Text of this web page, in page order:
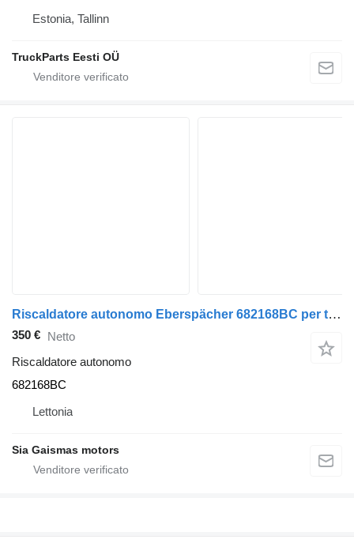
Estonia, Tallinn
TruckParts Eesti OÜ
Riscaldatore autonomo Eberspächer 682168BC per trattore stradale
350 € Netto
Riscaldatore autonomo
682168BC
Lettonia
Sia Gaismas motors